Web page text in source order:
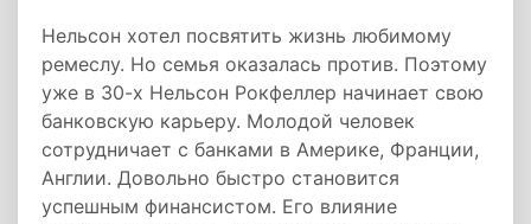
Нельсон хотел посвятить жизнь любимому
ремеслу. Но семья оказалась против. Поэтому
уже в 30-х Нельсон Рокфеллер начинает свою
банковскую карьеру. Молодой человек
сотрудничает с банками в Америке, Франции,
Англии. Довольно быстро становится
успешным финансистом. Его влияние